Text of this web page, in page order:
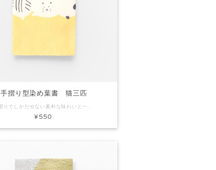
手摺り型染め葉書 猫三匹
¥550